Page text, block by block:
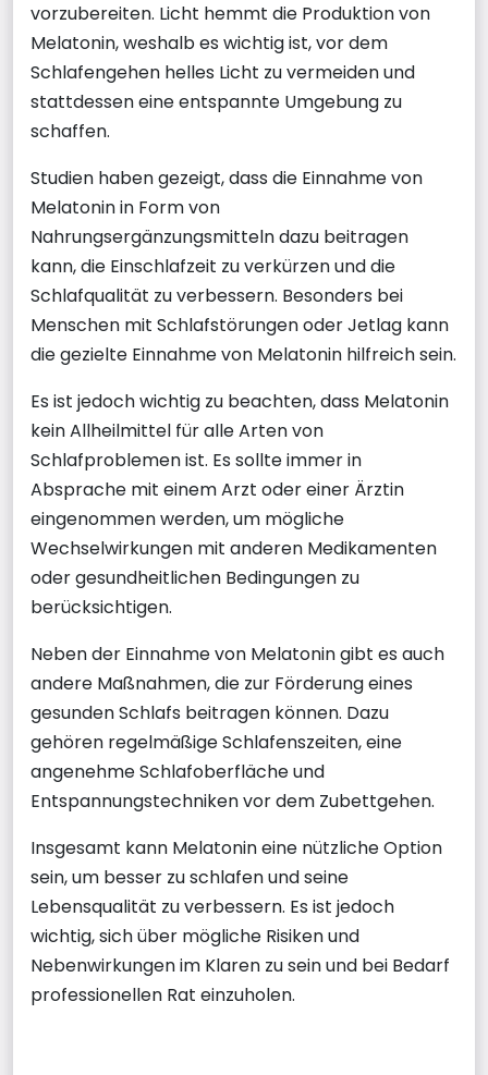
vorzubereiten. Licht hemmt die Produktion von
Melatonin, weshalb es wichtig ist, vor dem
Schlafengehen helles Licht zu vermeiden und
stattdessen eine entspannte Umgebung zu
schaffen.
Studien haben gezeigt, dass die Einnahme von
Melatonin in Form von
Nahrungsergänzungsmitteln dazu beitragen
kann, die Einschlafzeit zu verkürzen und die
Schlafqualität zu verbessern. Besonders bei
Menschen mit Schlafstörungen oder Jetlag kann
die gezielte Einnahme von Melatonin hilfreich sein.
Es ist jedoch wichtig zu beachten, dass Melatonin
kein Allheilmittel für alle Arten von
Schlafproblemen ist. Es sollte immer in
Absprache mit einem Arzt oder einer Ärztin
eingenommen werden, um mögliche
Wechselwirkungen mit anderen Medikamenten
oder gesundheitlichen Bedingungen zu
berücksichtigen.
Neben der Einnahme von Melatonin gibt es auch
andere Maßnahmen, die zur Förderung eines
gesunden Schlafs beitragen können. Dazu
gehören regelmäßige Schlafenszeiten, eine
angenehme Schlafoberfläche und
Entspannungstechniken vor dem Zubettgehen.
Insgesamt kann Melatonin eine nützliche Option
sein, um besser zu schlafen und seine
Lebensqualität zu verbessern. Es ist jedoch
wichtig, sich über mögliche Risiken und
Nebenwirkungen im Klaren zu sein und bei Bedarf
professionellen Rat einzuholen.